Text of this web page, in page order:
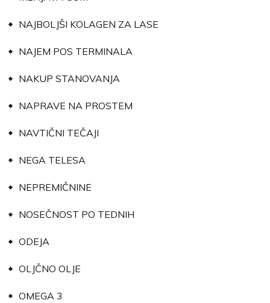
NAJBOLJŠI KOLAGEN ZA LASE
NAJEM POS TERMINALA
NAKUP STANOVANJA
NAPRAVE NA PROSTEM
NAVTIČNI TEČAJI
NEGA TELESA
NEPREMIČNINE
NOSEČNOST PO TEDNIH
ODEJA
OLJČNO OLJE
OMEGA 3